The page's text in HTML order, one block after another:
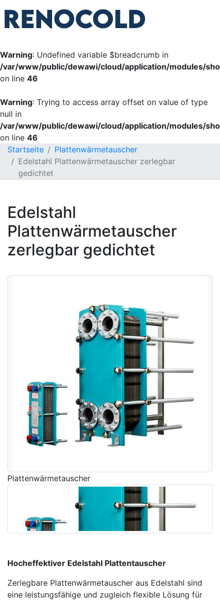
Warning: Undefined variable $breadcrumb in
/var/www/public/dewawi/cloud/application/modules/
on line 46
Warning: Trying to access array offset on value of type
null in
/var/www/public/dewawi/cloud/application/modules/
on line 46
Startseite
Plattenwärmetauscher
Edelstahl Plattenwärmetauscher zerlegbar
gedichtet
Edelstahl
Plattenwärmetauscher
zerlegbar gedichtet
Plattenwärmetauscher
Hocheffektiver Edelstahl Plattentauscher
Zerlegbare Plattenwärmetauscher aus Edelstahl sind
eine leistungsfähige und zugleich flexible Lösung für